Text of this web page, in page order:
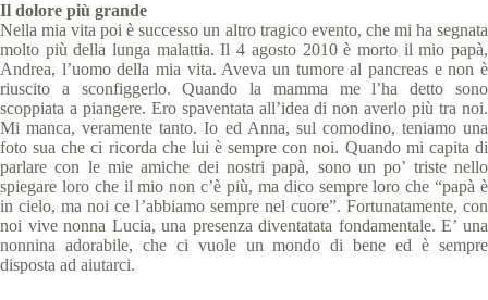
Il dolore più grande
Nella mia vita poi è successo un altro tragico evento, che mi ha segnata
molto più della lunga malattia. Il 4 agosto 2010 è morto il mio papà,
Andrea, l’uomo della mia vita. Aveva un tumore al pancreas e non è
riuscito a sconfiggerlo. Quando la mamma me l’ha detto sono
scoppiata a piangere. Ero spaventata all’idea di non averlo più tra noi.
Mi manca, veramente tanto. Io ed Anna, sul comodino, teniamo una
foto sua che ci ricorda che lui è sempre con noi. Quando mi capita di
parlare con le mie amiche dei nostri papà, sono un po’ triste nello
spiegare loro che il mio non c’è più, ma dico sempre loro che “papà è
in cielo, ma noi ce l’abbiamo sempre nel cuore”. Fortunatamente, con
noi vive nonna Lucia, una presenza diventatata fondamentale. E’ una
nonnina adorabile, che ci vuole un mondo di bene ed è sempre
disposta ad aiutarci.